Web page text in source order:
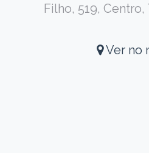
Filho, 519, Centro,
Ver no